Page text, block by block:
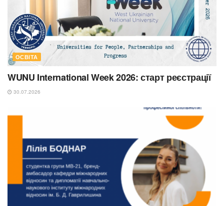
ОСВІТА
WUNU International Week 2026: старт реєстрації
30.07.2026